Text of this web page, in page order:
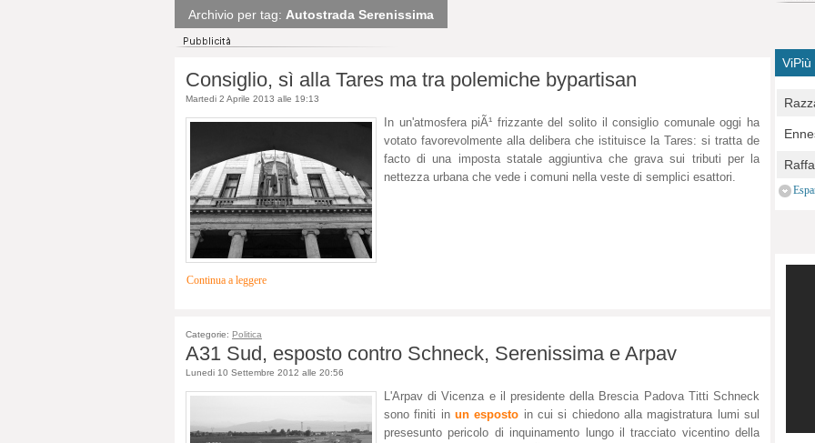
Archivio per tag: Autostrada Serenissima
Consiglio, sì alla Tares ma tra polemiche bypartisan
Martedi 2 Aprile 2013 alle 19:13
In un'atmosfera piÃ¹ frizzante del solito il consiglio comunale oggi ha
votato favorevolmente alla delibera che istituisce la Tares: si tratta de
facto di una imposta statale aggiuntiva che grava sui tributi per la
nettezza urbana che vede i comuni nella veste di semplici esattori.
Continua a leggere
Categorie: Politica
A31 Sud, esposto contro Schneck, Serenissima e Arpav
Lunedi 10 Settembre 2012 alle 20:56
L'Arpav di Vicenza e il presidente della Brescia Padova Titti Schneck
sono finiti in un esposto in cui si chiedono alla magistratura lumi sul
presesunto pericolo di inquinamento lungo il tracciato vicentino della
ViPiù
per
E